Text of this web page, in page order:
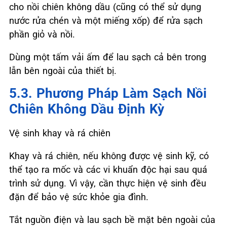
cho nồi chiên không dầu (cũng có thể sử dụng
nước rửa chén và một miếng xốp) để rửa sạch
phần giỏ và nồi.
Dùng một tấm vải ấm để lau sạch cả bên trong
lẫn bên ngoài của thiết bị.
5.3. Phương Pháp Làm Sạch Nồi
Chiên Không Dầu Định Kỳ
Vệ sinh khay và rá chiên
Khay và rá chiên, nếu không được vệ sinh kỹ, có
thể tạo ra mốc và các vi khuẩn độc hại sau quá
trình sử dụng. Vì vậy, cần thực hiện vệ sinh đều
đặn để bảo vệ sức khỏe gia đình.
Tắt nguồn điện và lau sạch bề mặt bên ngoài của